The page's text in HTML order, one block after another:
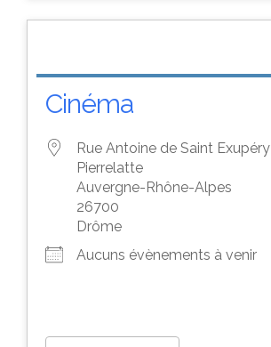
Cinéma
Rue Antoine de Saint Exupéry
Pierrelatte
Auvergne-Rhône-Alpes
26700
Drôme
Aucuns évènements à venir